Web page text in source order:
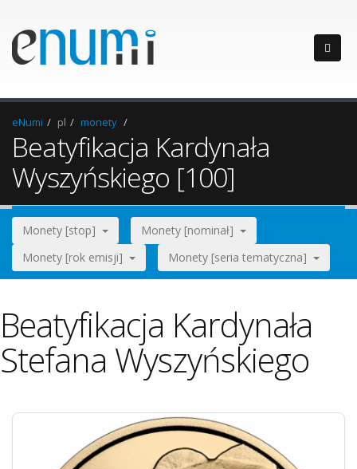
eNumi pl monety
Beatyfikacja Kardynała
Wyszyńskiego [100]
Monety [stop]
Monety [nominał]
Monety [rok emisji]
Monety [seria tematyczna]
Beatyfikacja Kardynała
Stefana Wyszyńskiego